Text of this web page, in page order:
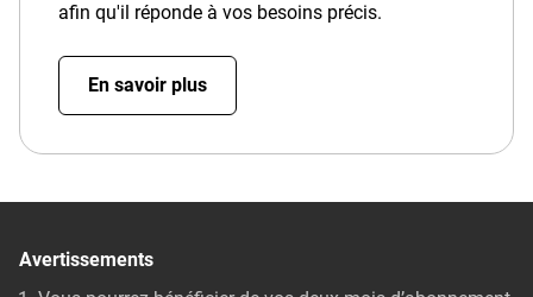
afin qu'il réponde à vos besoins précis.
En savoir plus
Avertissements